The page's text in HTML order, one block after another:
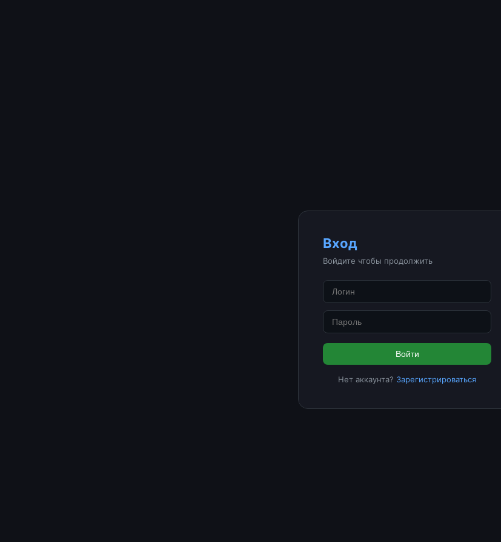
Вход
Войдите чтобы продолжить
Войти
Нет аккаунта? Зарегистрироваться